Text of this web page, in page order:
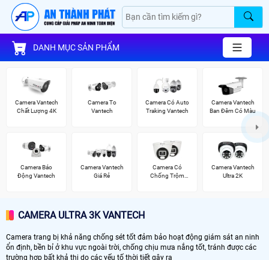
DANH MỤC SẢN PHẨM
Camera Vantech
Chất Lượng 4K
Camera To
Vantech
Camera Có Auto
Traking Vantech
Camera Vantech
Ban Đêm Có Màu
Camera Báo
Động Vantech
Camera Vantech
Giá Rẻ
Camera Có
Chống Trộm
Camera Vantech
Ultra 2K
CAMERA ULTRA 3K VANTECH
Camera trang bị khả năng chống sét tốt đảm bảo hoạt động giám sát an ninh
ổn định, bền bỉ ở khu vực ngoài trời, chống chịu mưa nắng tốt, tránh được các
trường hợp bất khả thi do các yếu tố thời tiết gây ra